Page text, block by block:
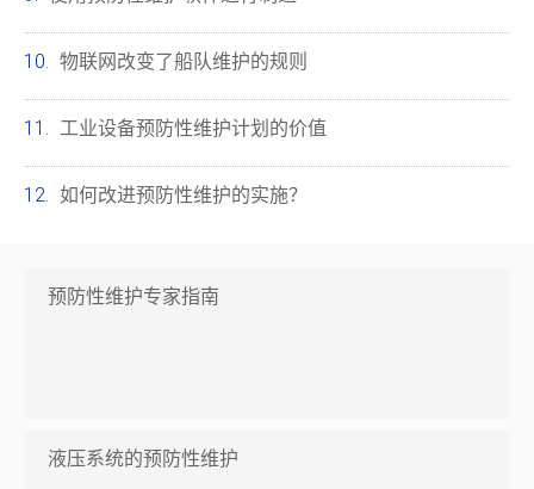
物联网改变了船队维护的规则
工业设备预防性维护计划的价值
如何改进预防性维护的实施？
预防性维护专家指南
液压系统的预防性维护